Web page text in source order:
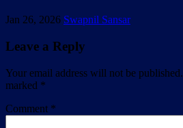
Jan 26, 2026 Swapnil Sansar
Leave a Reply
Your email address will not be published.
marked *
Comment *